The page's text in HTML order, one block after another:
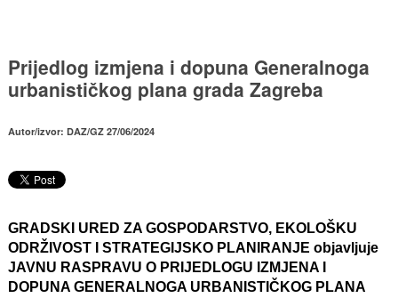
Prijedlog izmjena i dopuna Generalnoga
urbanističkog plana grada Zagreba
Autor/izvor: DAZ/GZ 27/06/2024
GRADSKI URED ZA GOSPODARSTVO, EKOLOŠKU
ODRŽIVOST I STRATEGIJSKO PLANIRANJE objavljuje
JAVNU RASPRAVU O PRIJEDLOGU IZMJENA I
DOPUNA GENERALNOGA URBANISTIČKOG PLANA